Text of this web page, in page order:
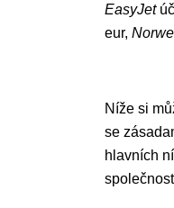
EasyJet
eur,
Níže si
se
hlavních